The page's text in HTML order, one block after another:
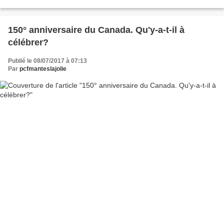
150° anniversaire du Canada. Qu'y-a-t-il à
célébrer?
Publié le 08/07/2017 à 07:13
Par pcfmanteslajolie